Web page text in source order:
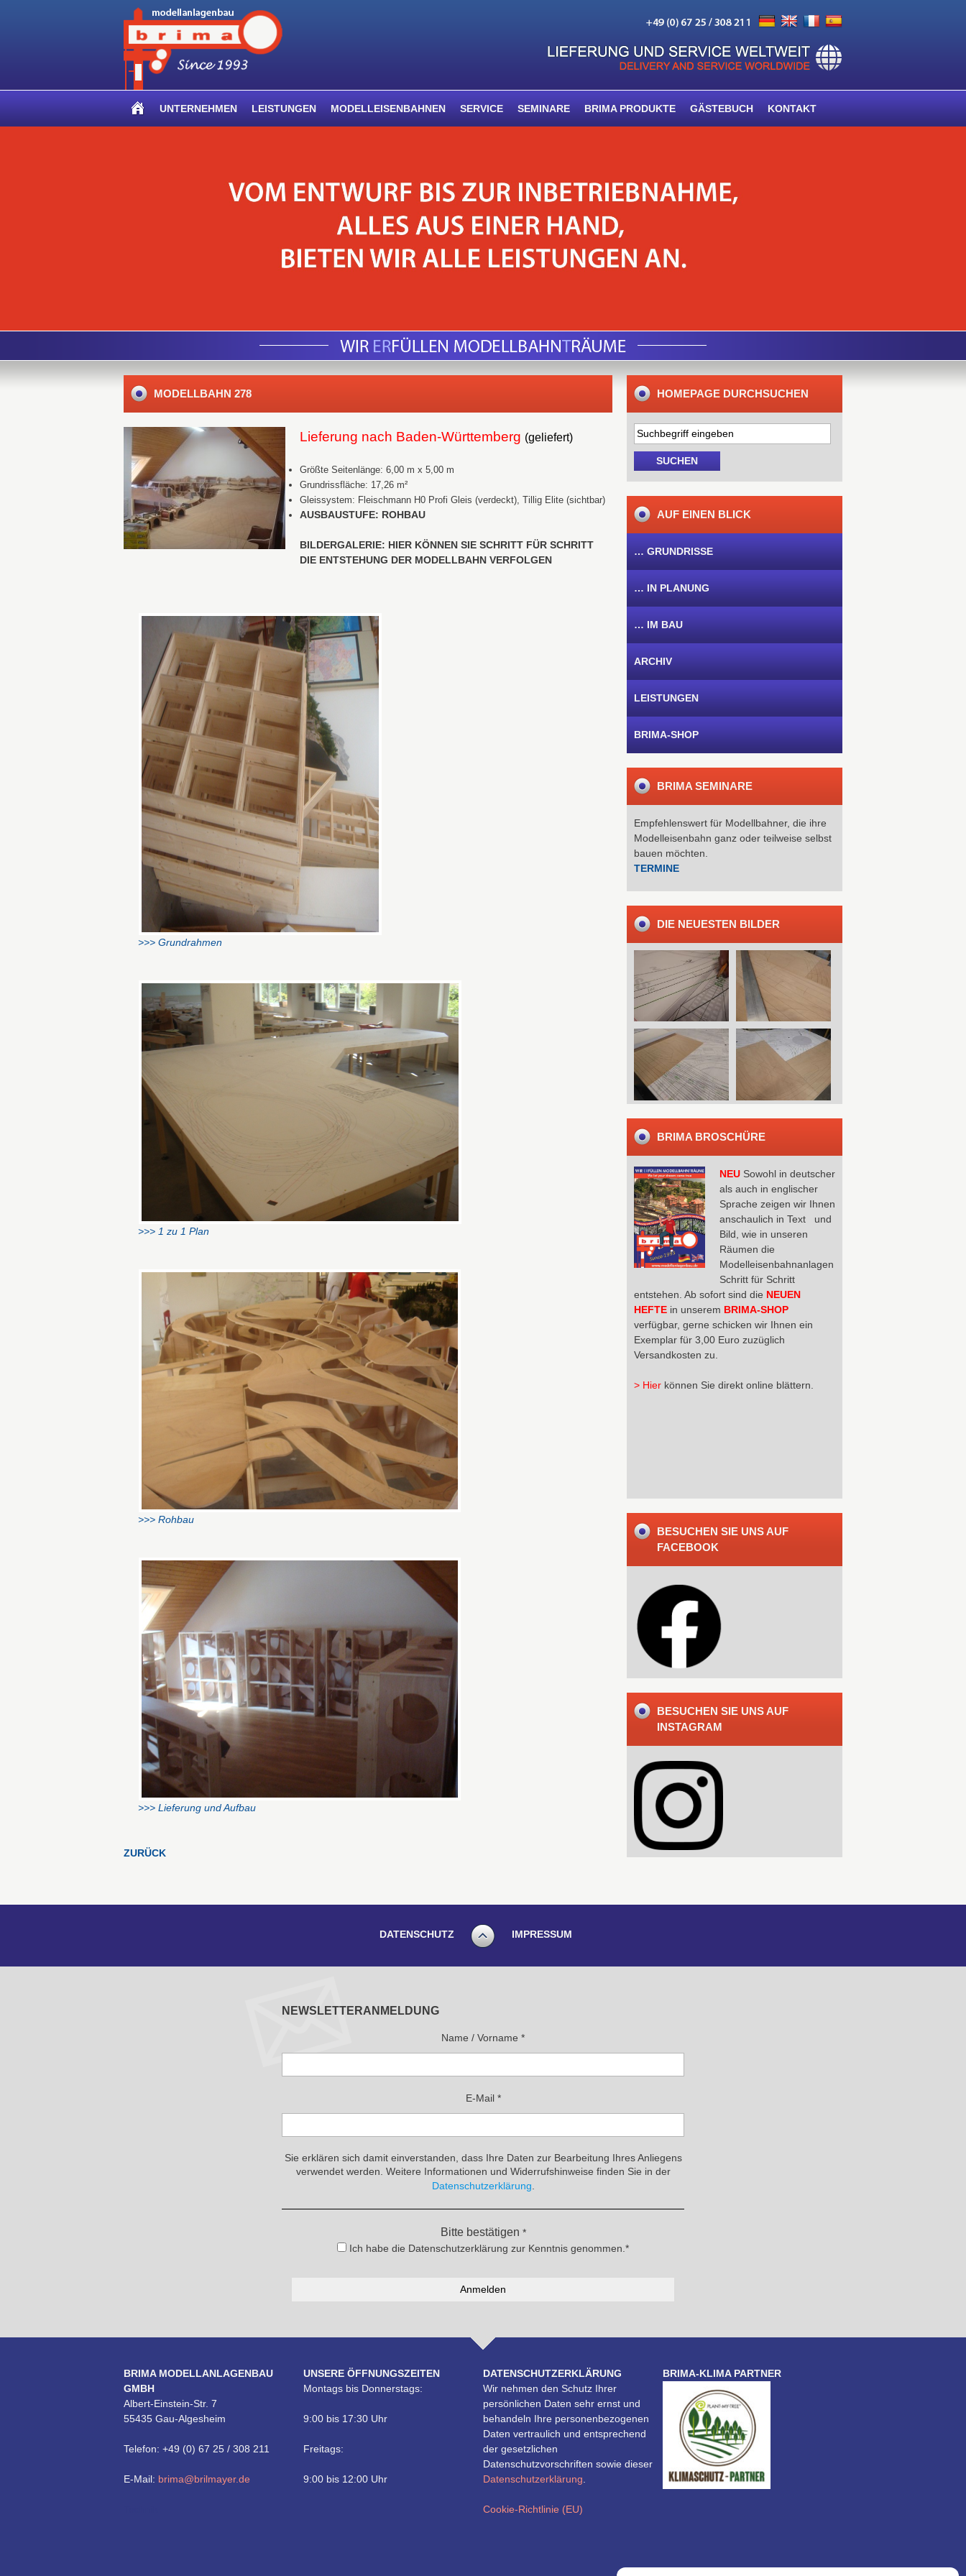
UNTERNEHMEN LEISTUNGEN MODELLEISENBAHNEN SERVICE SEMINARE BRIMA PRODUKTE GÄSTEBUCH KONTAKT
MODELLBAHN 278
Lieferung nach Baden-Württemberg (geliefert)
Größte Seitenlänge: 6,00 m x 5,00 m
Grundrissfläche: 17,26 m²
Gleissystem: Fleischmann H0 Profi Gleis (verdeckt), Tillig Elite (sichtbar)
AUSBAUSTUFE: ROHBAU
BILDERGALERIE: HIER KÖNNEN SIE SCHRITT FÜR SCHRITT
DIE ENTSTEHUNG DER MODELLBAHN VERFOLGEN
>>> Grundrahmen
>>> 1 zu 1 Plan
>>> Rohbau
>>> Lieferung und Aufbau
ZURÜCK
HOMEPAGE DURCHSUCHEN
AUF EINEN BLICK
… GRUNDRISSE
… IN PLANUNG
… IM BAU
ARCHIV
LEISTUNGEN
BRIMA-SHOP
BRIMA SEMINARE
Empfehlenswert für Modellbahner, die ihre
Modelleisenbahn ganz oder teilweise selbst
bauen möchten.
TERMINE
DIE NEUESTEN BILDER
BRIMA BROSCHÜRE
NEU Sowohl in deutscher
als auch in englischer
Sprache zeigen wir Ihnen
anschaulich in Text und
Bild, wie in unseren
Räumen die
Modelleisenbahnanlagen
Schritt für Schritt
entstehen. Ab sofort sind die NEUEN
HEFTE in unserem BRIMA-SHOP
verfügbar, gerne schicken wir Ihnen ein
Exemplar für 3,00 Euro zuzüglich
Versandkosten zu.
> Hier können Sie direkt online blättern.
BESUCHEN SIE UNS AUF
FACEBOOK
BESUCHEN SIE UNS AUF
INSTAGRAM
DATENSCHUTZ IMPRESSUM
NEWSLETTERANMELDUNG
Name / Vorname *
E-Mail *
Sie erklären sich damit einverstanden, dass Ihre Daten zur Bearbeitung Ihres Anliegens
verwendet werden. Weitere Informationen und Widerrufshinweise finden Sie in der
Datenschutzerklärung
Bitte bestätigen *
Ich habe die Datenschutzerklärung zur Kenntnis genommen.*
BRIMA MODELLANLAGENBAU
GMBH
Albert-Einstein-Str. 7
55435 Gau-Algesheim
Telefon: +49 (0) 67 25 / 308 211
E-Mail: brima@brilmayer.de
UNSERE ÖFFNUNGSZEITEN
Montags bis Donnerstags:
9:00 bis 17:30 Uhr
Freitags:
9:00 bis 12:00 Uhr
DATENSCHUTZERKLÄRUNG
Wir nehmen den Schutz Ihrer
persönlichen Daten sehr ernst und
behandeln Ihre personenbezogenen
Daten vertraulich und entsprechend
der gesetzlichen
Datenschutzvorschriften sowie dieser
Datenschutzerklärung
Cookie-Richtlinie (EU)
BRIMA-KLIMA PARTNER